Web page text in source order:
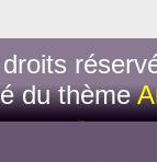
du thème